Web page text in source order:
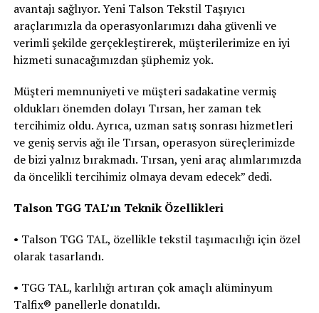
avantajı sağlıyor. Yeni Talson Tekstil Taşıyıcı
araçlarımızla da operasyonlarımızı daha güvenli ve
verimli şekilde gerçekleştirerek, müşterilerimize en iyi
hizmeti sunacağımızdan şüphemiz yok.
Müşteri memnuniyeti ve müşteri sadakatine vermiş
oldukları önemden dolayı Tırsan, her zaman tek
tercihimiz oldu. Ayrıca, uzman satış sonrası hizmetleri
ve geniş servis ağı ile Tırsan, operasyon süreçlerimizde
de bizi yalnız bırakmadı. Tırsan, yeni araç alımlarımızda
da öncelikli tercihimiz olmaya devam edecek” dedi.
Talson TGG TAL’ın Teknik Özellikleri
• Talson TGG TAL, özellikle tekstil taşımacılığı için özel
olarak tasarlandı.
• TGG TAL, karlılığı artıran çok amaçlı alüminyum
Talfix® panellerle donatıldı.